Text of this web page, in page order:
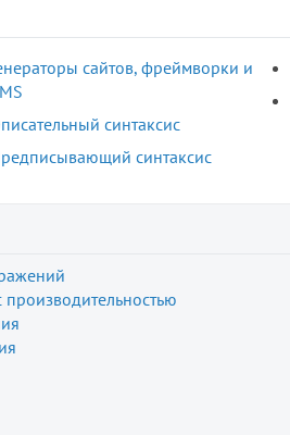
сайтов, фреймворки и
синтаксис
синтаксис